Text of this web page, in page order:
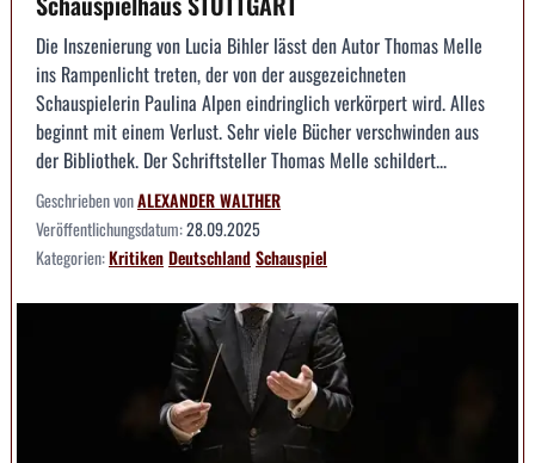
Die Inszenierung von Lucia Bihler lässt den Autor Thomas Melle
ins Rampenlicht treten, der von der ausgezeichneten
Schauspielerin Paulina Alpen eindringlich verkörpert wird. Alles
beginnt mit einem Verlust. Sehr viele Bücher verschwinden aus
der Bibliothek. Der Schriftsteller Thomas Melle schildert...
Geschrieben vonALEXANDER WALTHER
Veröffentlichungsdatum:28.09.2025
Kategorien:KritikenDeutschlandSchauspiel